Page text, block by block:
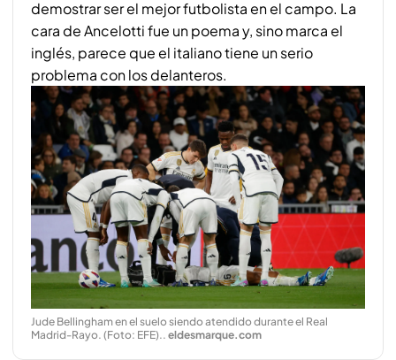
demostrar ser el mejor futbolista en el campo. La
cara de Ancelotti fue un poema y, sino marca el
inglés, parece que el italiano tiene un serio
problema con los delanteros.
Jude Bellingham en el suelo siendo atendido durante el Real
Madrid-Rayo. (Foto: EFE).. eldesmarque.com